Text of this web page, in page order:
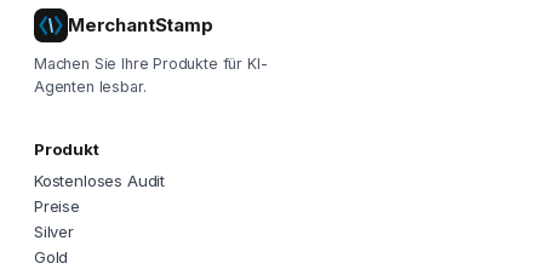
MerchantStamp
Machen Sie Ihre Produkte für KI-
Agenten lesbar.
Produkt
Kostenloses Audit
Preise
Silver
Gold